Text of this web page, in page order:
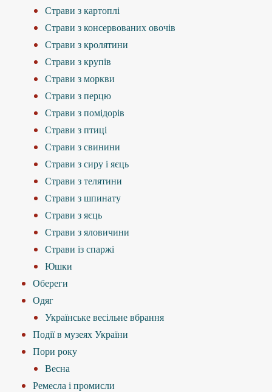
Страви з картоплі
Страви з консервованих овочів
Страви з кролятини
Страви з крупів
Страви з моркви
Страви з перцю
Страви з помідорів
Страви з птиці
Страви з свинини
Страви з сиру і яєць
Страви з телятини
Страви з шпинату
Страви з яєць
Страви з яловичини
Страви із спаржі
Юшки
Обереги
Одяг
Українське весільне вбрання
Події в музеях України
Пори року
Весна
Ремесла і промисли